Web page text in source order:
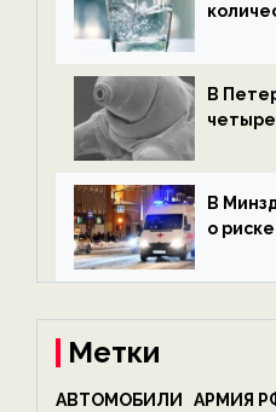
В
В
о
на
Метки
АВТОМОБИЛИ АРМИЯ